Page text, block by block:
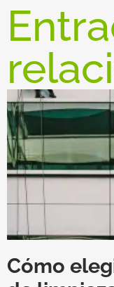
Cómo